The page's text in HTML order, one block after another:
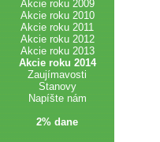
Akcie roku 2009
Akcie roku 2010
Akcie roku 2011
Akcie roku 2012
Akcie roku 2013
Akcie roku 2014
Zaujímavosti
Stanovy
Napíšte nám
2% dane